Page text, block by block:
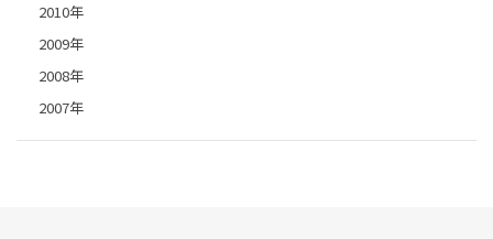
2010年
2009年
2008年
2007年